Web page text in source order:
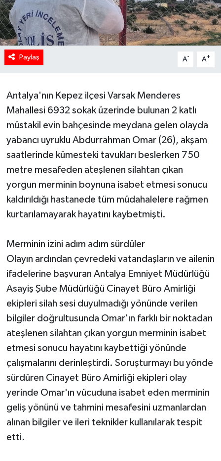
Paylaş A- A+
Antalya'nın Kepez ilçesi Varsak Menderes
Mahallesi 6932 sokak üzerinde bulunan 2 katlı
müstakil evin bahçesinde meydana gelen olayda
yabancı uyruklu Abdurrahman Omar (26), akşam
saatlerinde kümesteki tavukları beslerken 750
metre mesafeden ateşlenen silahtan çıkan
yorgun merminin boynuna isabet etmesi sonucu
kaldırıldığı hastanede tüm müdahalelere rağmen
kurtarılamayarak hayatını kaybetmişti.
Merminin izini adım adım sürdüler
Olayın ardından çevredeki vatandaşların ve ailenin
ifadelerine başvuran Antalya Emniyet Müdürlüğü
Asayiş Şube Müdürlüğü Cinayet Büro Amirliği
ekipleri silah sesi duyulmadığı yönünde verilen
bilgiler doğrultusunda Omar'ın farklı bir noktadan
ateşlenen silahtan çıkan yorgun merminin isabet
etmesi sonucu hayatını kaybettiği yönünde
çalışmalarını derinleştirdi. Soruşturmayı bu yönde
sürdüren Cinayet Büro Amirliği ekipleri olay
yerinde Omar'ın vücuduna isabet eden merminin
geliş yönünü ve tahmini mesafesini uzmanlardan
alınan bilgiler ve ileri teknikler kullanılarak tespit
etti.